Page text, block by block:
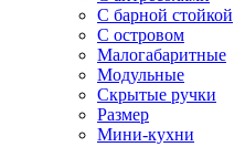
С барной стойкой
С островом
Малогабаритные
Модульные
Скрытые ручки
Размер
Мини-кухни